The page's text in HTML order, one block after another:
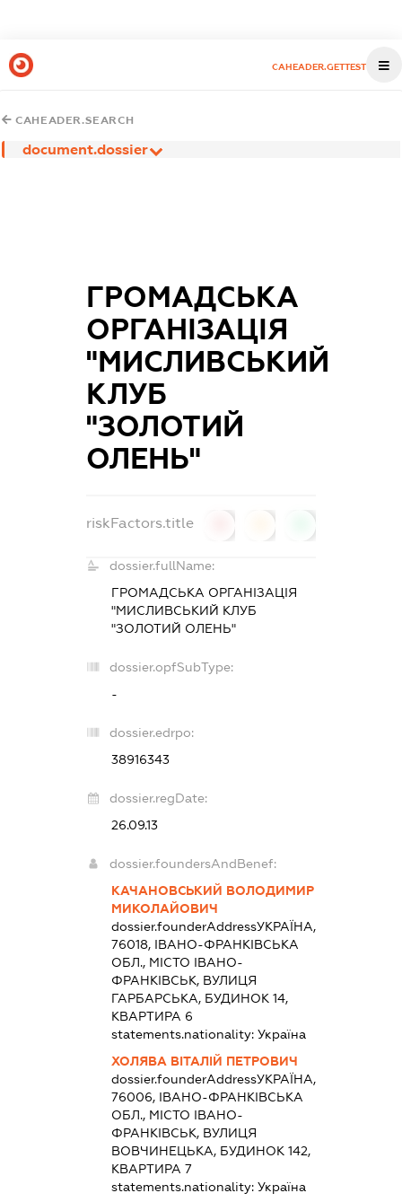
CAHEADER.GETTEST
CAHEADER.SEARCH
document.dossier
ГРОМАДСЬКА
ОРГАНІЗАЦІЯ
"МИСЛИВСЬКИЙ
КЛУБ
"ЗОЛОТИЙ
ОЛЕНЬ"
riskFactors.title
dossier.fullName:
ГРОМАДСЬКА ОРГАНІЗАЦІЯ
"МИСЛИВСЬКИЙ КЛУБ
"ЗОЛОТИЙ ОЛЕНЬ"
dossier.opfSubType:
-
dossier.edrpo:
38916343
dossier.regDate:
26.09.13
dossier.foundersAndBenef:
КАЧАНОВСЬКИЙ ВОЛОДИМИР
МИКОЛАЙОВИЧ
dossier.founderAddressУКРАЇНА,
76018, ІВАНО-ФРАНКІВСЬКА
ОБЛ., МІСТО ІВАНО-
ФРАНКІВСЬК, ВУЛИЦЯ
ГАРБАРСЬКА, БУДИНОК 14,
КВАРТИРА 6
statements.nationality: Україна
ХОЛЯВА ВІТАЛІЙ ПЕТРОВИЧ
dossier.founderAddressУКРАЇНА,
76006, ІВАНО-ФРАНКІВСЬКА
ОБЛ., МІСТО ІВАНО-
ФРАНКІВСЬК, ВУЛИЦЯ
ВОВЧИНЕЦЬКА, БУДИНОК 142,
КВАРТИРА 7
statements.nationality: Україна